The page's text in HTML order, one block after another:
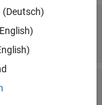
in
qualifier
(Deutsch)